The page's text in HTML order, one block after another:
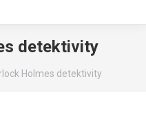
detektivity
Holmes detektivity